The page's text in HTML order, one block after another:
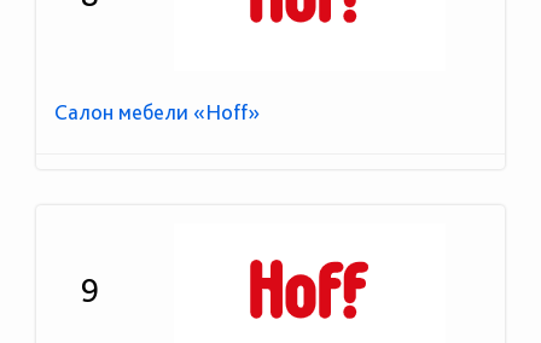
Салон мебели «Hoff»
9